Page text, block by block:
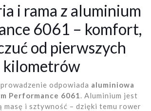
i rama z aluminium
6061 – komfort,
od pierwszych
kilometrów
odpowiada aluminiowa
Performance 6061. Aluminium jest
masę i sztywność – dzięki temu rower